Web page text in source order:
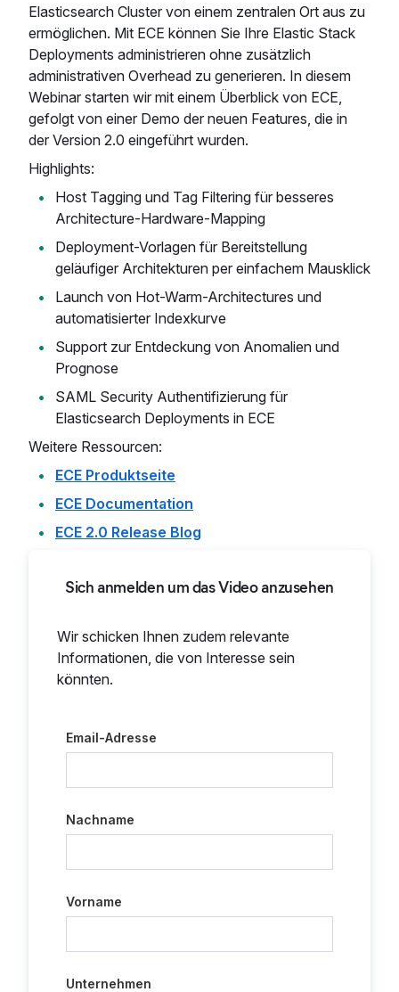
Elasticsearch Cluster von einem zentralen Ort aus zu
ermöglichen. Mit ECE können Sie Ihre Elastic Stack
Deployments administrieren ohne zusätzlich
administrativen Overhead zu generieren. In diesem
Webinar starten wir mit einem Überblick von ECE,
gefolgt von einer Demo der neuen Features, die in
der Version 2.0 eingeführt wurden.
Highlights:
Host Tagging und Tag Filtering für besseres
Architecture-Hardware-Mapping
Deployment-Vorlagen für Bereitstellung
geläufiger Architekturen per einfachem Mausklick
Launch von Hot-Warm-Architectures und
automatisierter Indexkurve
Support zur Entdeckung von Anomalien und
Prognose
SAML Security Authentifizierung für
Elasticsearch Deployments in ECE
Weitere Ressourcen:
ECE Produktseite
ECE Documentation
ECE 2.0 Release Blog
Sich anmelden um das Video anzusehen
Wir schicken Ihnen zudem relevante
Informationen, die von Interesse sein
könnten.
Email-Adresse
Nachname
Vorname
Unternehmen